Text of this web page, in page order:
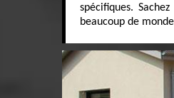
spécifiques.
beaucoup de